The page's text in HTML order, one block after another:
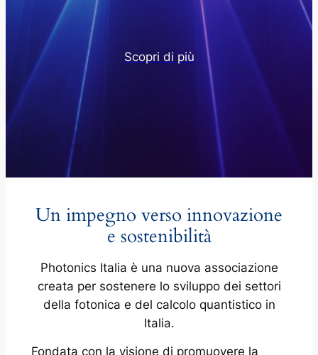
Scopri di più
Un impegno verso innovazione
e sostenibilità
Photonics Italia è una nuova associazione
creata per sostenere lo sviluppo dei settori
della fotonica e del calcolo quantistico in
Italia.
Fondata con la visione di promuovere la